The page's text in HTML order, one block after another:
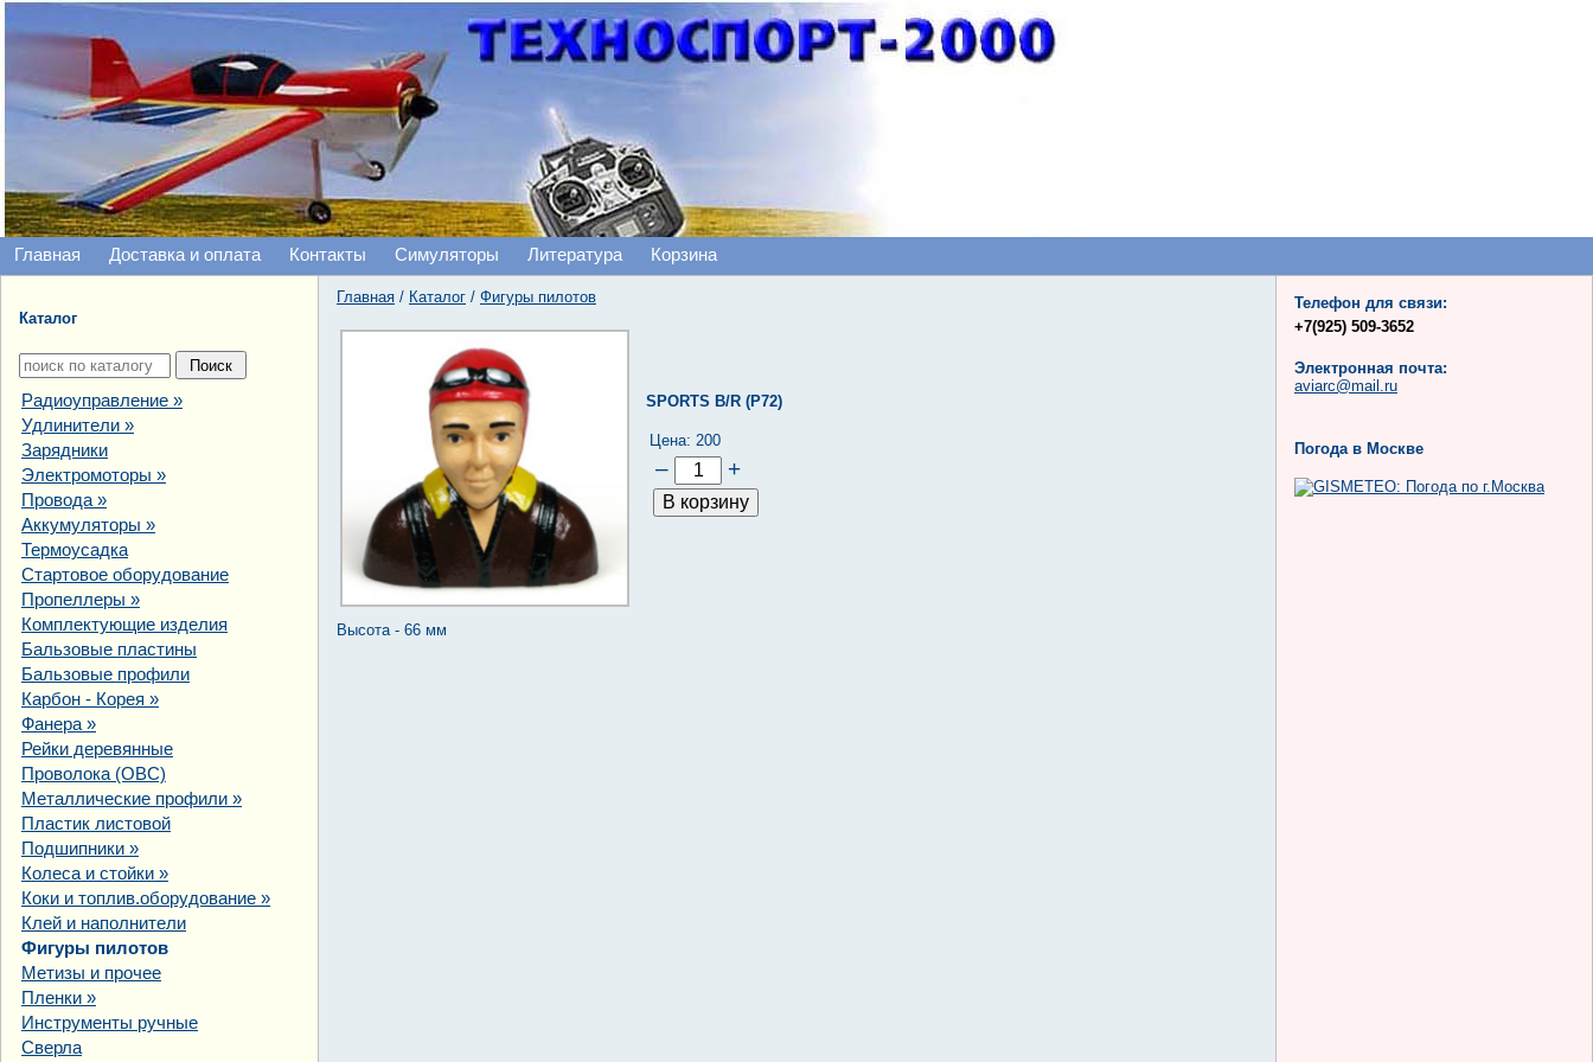
Главная Доставка и оплата Контакты Симуляторы Литература Корзина
Каталог
Радиоуправление »
Удлинители »
Зарядники
Электромоторы »
Провода»
Аккумуляторы »
Термоусадка
Стартовое оборудование
Пропеллеры »
Комплектующие изделия
Бальзовые пластины
Бальзовые профили
Карбон - Корея »
Фанера»
Рейки деревянные
Проволока (ОВС)
Металлические профили »
Пластик листовой
Подшипники »
Колеса и стойки »
Коки и топлив.оборудование »
Клей и наполнители
Фигуры пилотов
Метизы и прочее
Пленки »
Инструменты ручные
Сверла
Главная / Каталог / Фигуры пилотов
SPORTS B/R (P72)
Цена: 200
– +
Высота - 66 мм
Телефон для связи:
+7(925) 509-3652
Электронная почта:
aviarc@mail.ru
Погода в Москве